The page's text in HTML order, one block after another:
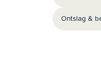
Ontslag &